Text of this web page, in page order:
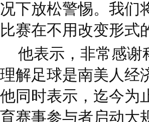
况下放松警惕。我们
比赛在不用改变形式
他表示，非常感谢
理解足球是南美人经
他同时表示，迄今为
育赛事参与者启动大